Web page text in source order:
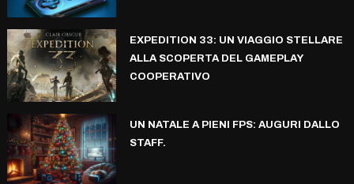
EXPEDITION 33: UN VIAGGIO STELLARE
ALLA SCOPERTA DEL GAMEPLAY
COOPERATIVO
UN NATALE A PIENI FPS: AUGURI DALLO
STAFF.